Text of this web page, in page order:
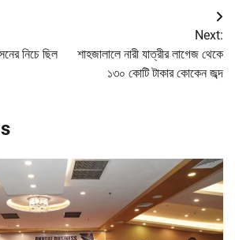
নিচে ছিল
Next:
শাহজালালে নারী যাত্রীর লাগেজ থেকে
১৩০ কোটি টাকার কোকেন জব্দ